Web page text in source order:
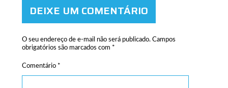
DEIXE UM COMENTÁRIO
O seu endereço de e-mail não será publicado. Campos
obrigatórios são marcados com *
Comentário *